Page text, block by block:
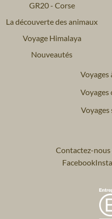
GR20 - Corse
La découverte des animaux
Voyage Himalaya
Nouveautés
Voyages
Voyages
Contactez-
Facebook